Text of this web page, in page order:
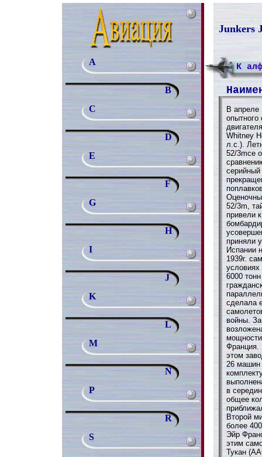
Junkers
A
B
C
D
E
F
G
H
I
J
K
L
M
N
P
R
S
К
В апреле
Whitney
л.с.).
52/3mce
52/3m,
привели
приняли
Испании
1939г.
условиях
6000
сделала
войны.
Франция.
этом
26 машин
в
общее
Второй
более
Эйр
этим
Тукан